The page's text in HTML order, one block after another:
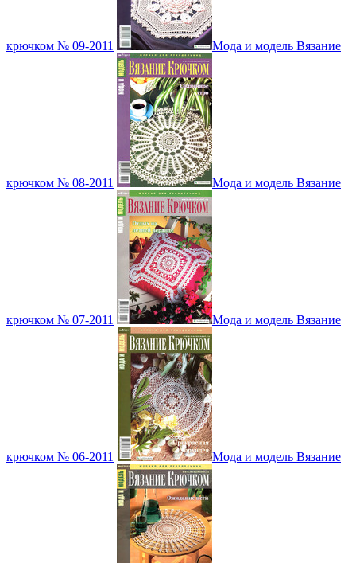
крючком № 09-2011 Мода и модель Вязание
крючком № 08-2011 Мода и модель Вязание
крючком № 07-2011 Мода и модель Вязание
крючком № 06-2011 Мода и модель Вязание